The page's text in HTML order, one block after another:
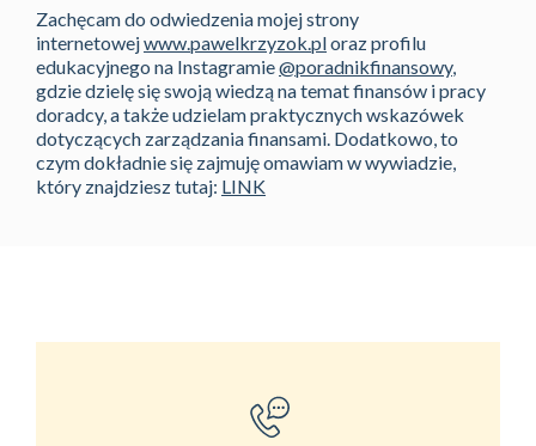
Zachęcam do odwiedzenia mojej strony
internetowejwww.pawelkrzyzok.ploraz profilu
edukacyjnego na Instagramie@poradnikfinansowy,
gdzie dzielę się swoją wiedzą na temat finansów i pracy
doradcy, a także udzielam praktycznych wskazówek
dotyczących zarządzania finansami. Dodatkowo, to
czym dokładnie się zajmuję omawiam w wywiadzie,
który znajdziesz tutaj: LINK